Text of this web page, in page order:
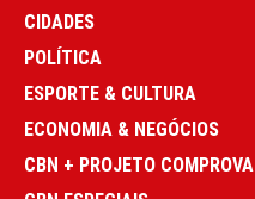
CIDADES
POLÍTICA
ESPORTE & CULTURA
ECONOMIA & NEGÓCIOS
CBN + PROJETO COMPROVA